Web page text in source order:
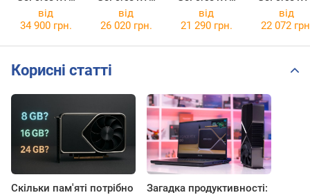
5070 TWIN X2
5060 TWIN X2
OC WHITE
5060 TWIN X2
5060 Ti
TWIN X2
від
34 900 грн.
від
26 020 грн.
від
21 290 грн.
від
22 072
Корисні статті
Скільки пам'яті потрібно
Загадка продуктивності: